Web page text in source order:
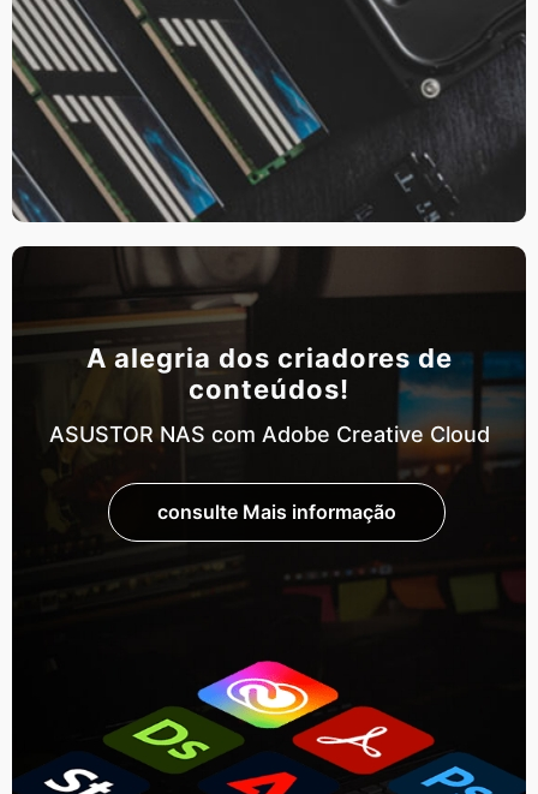
A alegria dos criadores de
conteúdos!
ASUSTOR NAS com Adobe Creative Cloud
consulte Mais informação